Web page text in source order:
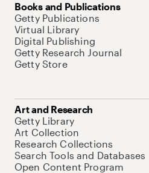
Books and Publications
Getty Publications
Virtual Library
Digital Publishing
Getty Research Journal
Getty Store
Art and Research
Getty Library
Art Collection
Research Collections
Search Tools and Databases
Open Content Program